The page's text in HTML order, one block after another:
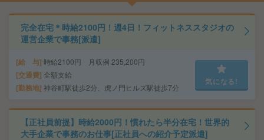
完全在宅＊時給2100円！週4日！フィットネススタジオの
運営企業で事務[派遣]
給 与 時給2100円 月収例 235,200円
交通費 全額支給
勤務地 神谷町駅徒歩2分、虎ノ門ヒルズ駅徒歩7分
気になる!
【正社員前提】時給2000円！慣れたら半分在宅！世界的
大手企業で事務のお仕事[正社員への紹介予定派遣]